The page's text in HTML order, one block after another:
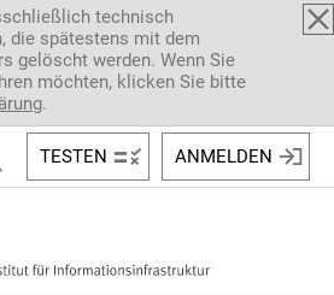
technisch
die spätestens mit dem
gelöscht werden. Wenn Sie
möchten, klicken Sie bitte
.
TESTEN ANMELDEN